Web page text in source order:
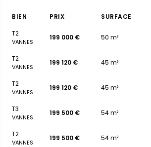
BIEN PRIX SURFACE
T2
VANNES
199 000 € 50 m²
T2
VANNES
199 120 € 45 m²
T2
VANNES
199 120 € 45 m²
T3
VANNES
199 500 € 54 m²
T2
VANNES
199 500 € 54 m²